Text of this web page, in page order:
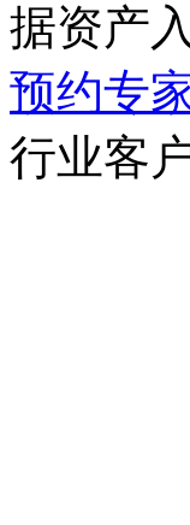
据资产
预约专
行业客